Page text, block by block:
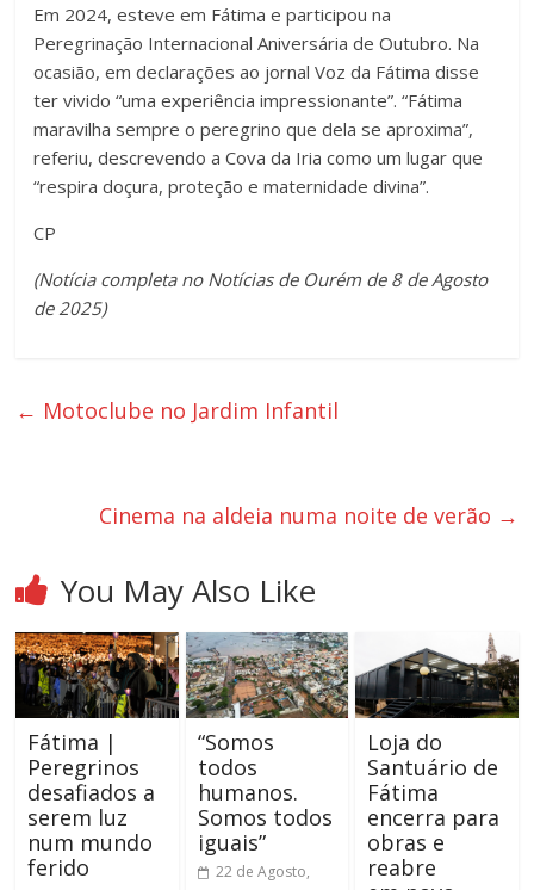
Em 2024, esteve em Fátima e participou na
Peregrinação Internacional Aniversária de Outubro. Na
ocasião, em declarações ao jornal Voz da Fátima disse
ter vivido “uma experiência impressionante”. “Fátima
maravilha sempre o peregrino que dela se aproxima”,
referiu, descrevendo a Cova da Iria como um lugar que
“respira doçura, proteção e maternidade divina”.
CP
(Notícia completa no Notícias de Ourém de 8 de Agosto
de 2025)
← Motoclube no Jardim Infantil
Cinema na aldeia numa noite de verão →
You May Also Like
Fátima |
Peregrinos
desafiados a
serem luz
num mundo
ferido
“Somos
todos
humanos.
Somos todos
iguais”
22 de Agosto,
Loja do
Santuário de
Fátima
encerra para
obras e
reabre